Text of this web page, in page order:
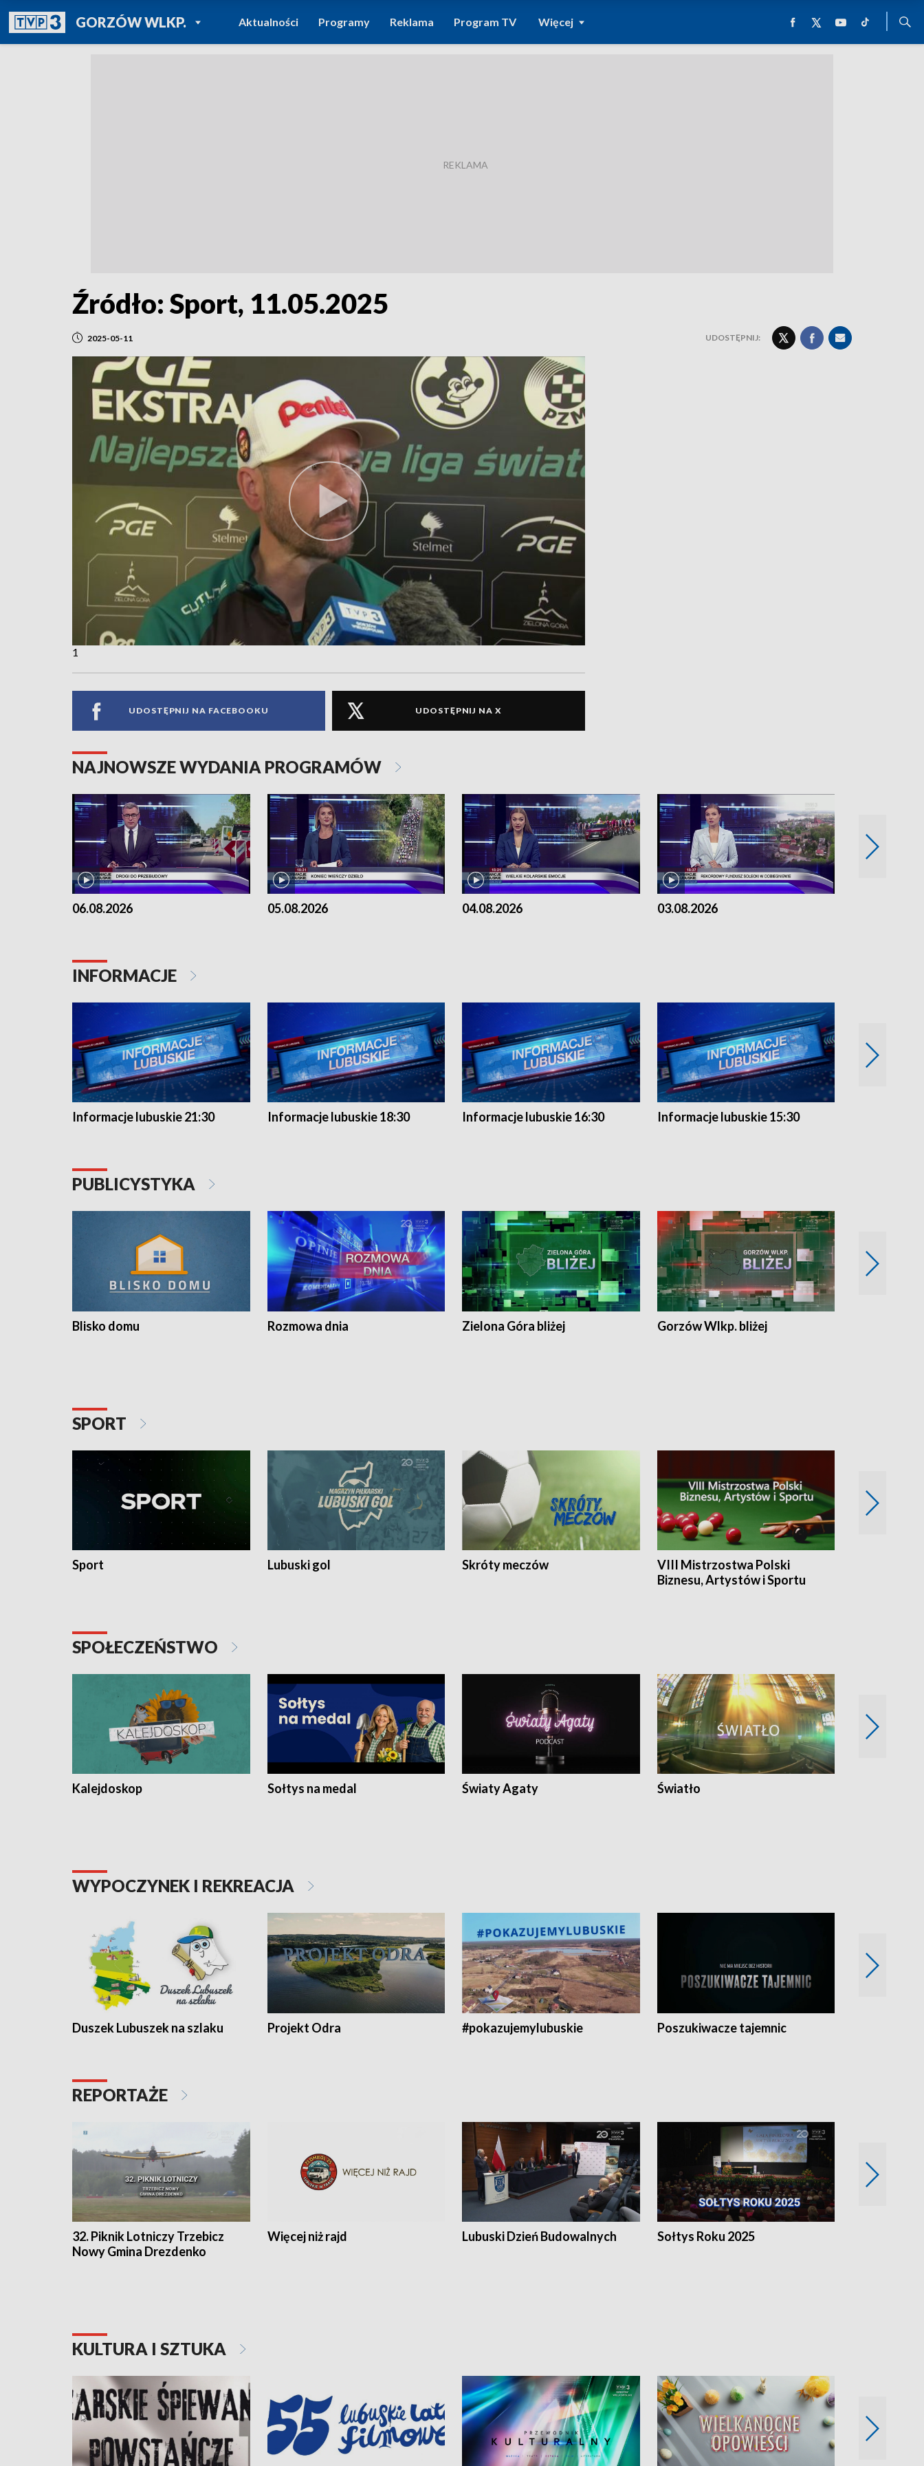
GORZÓW WLKP.POWRÓT DO
TVP REGIONY
Aktualności Programy Reklama Program TV Więcej
Źródło: Sport, 11.05.2025
2025-05-11 UDOSTĘPNIJ:
1
UDOSTĘPNIJ NA FACEBOOKU UDOSTĘPNIJ NA X
NAJNOWSZE WYDANIA PROGRAMÓW
06.08.2026 05.08.2026 04.08.2026 03.08.2026
INFORMACJE
Informacje lubuskie 21:30 Informacje lubuskie 18:30 Informacje lubuskie 16:30 Informacje lubuskie 15:30
PUBLICYSTYKA
Blisko domu Rozmowa dnia Zielona Góra bliżej Gorzów Wlkp. bliżej
SPORT
Sport Lubuski gol Skróty meczów
VIII Mistrzostwa Polski
Biznesu, Artystów i Sportu
SPOŁECZEŃSTWO
Kalejdoskop Sołtys na medal Światy Agaty Światło
WYPOCZYNEK I REKREACJA
Duszek Lubuszek na szlaku Projekt Odra #pokazujemylubuskie Poszukiwacze tajemnic
REPORTAŻE
32. Piknik Lotniczy Trzebicz
Nowy Gmina Drezdenko
Więcej niż rajd Lubuski Dzień Budowalnych Sołtys Roku 2025
KULTURA I SZTUKA